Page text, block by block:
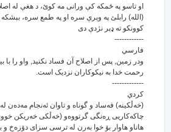
او تاسو په ځمكه كې ورانى مه كوئ، د هغې له
(الله) رابلئ په وېرې سره او په طمع سره، بېشكه
كوونكو ته ډېر نژدې دى
------------
فارسي
ودر زمين, پس از اصلاح آن فساد نکنيد, واو را با
رحمت خدا به نيکوکاران نزديک است.
-------------
كردي
(خه‌ڵکینه‌) فه‌ساد و گوناه و تاوان ئه‌نجام مه‌ده‌ن
چاکه‌کاریی ڕه‌نگی گرتووه‌و (خه‌ڵکی خه‌ریکن خووی
هاناو هاوار بۆ خوا به‌رن له ترسی سزای دۆزه‌خ و